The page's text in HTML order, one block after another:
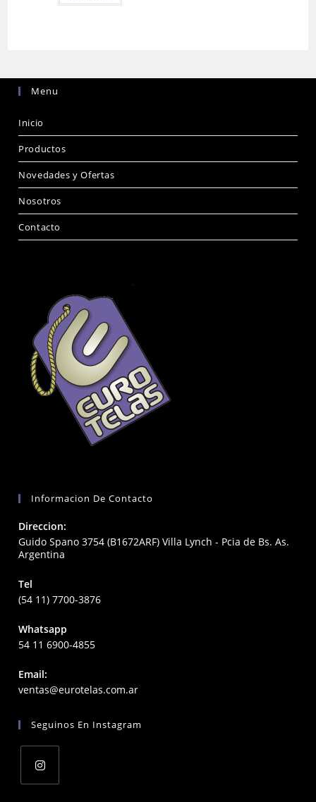
Menu
Inicio
Productos
Novedades y Ofertas
Nosotros
Contacto
Informacion De Contacto
Direccion:
Guido Spano 3754 (B1672ARF) Villa Lynch - Pcia de Bs. As.
Argentina
Tel
(54 11) 7700-3876
Whatsapp
54 11 6900-4855
Email:
ventas@eurotelas.com.arOpens
application
Seguinos En Instagram